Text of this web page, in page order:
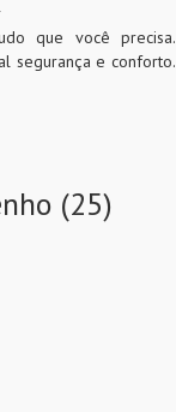
que você precisa.
segurança e conforto.
(25)